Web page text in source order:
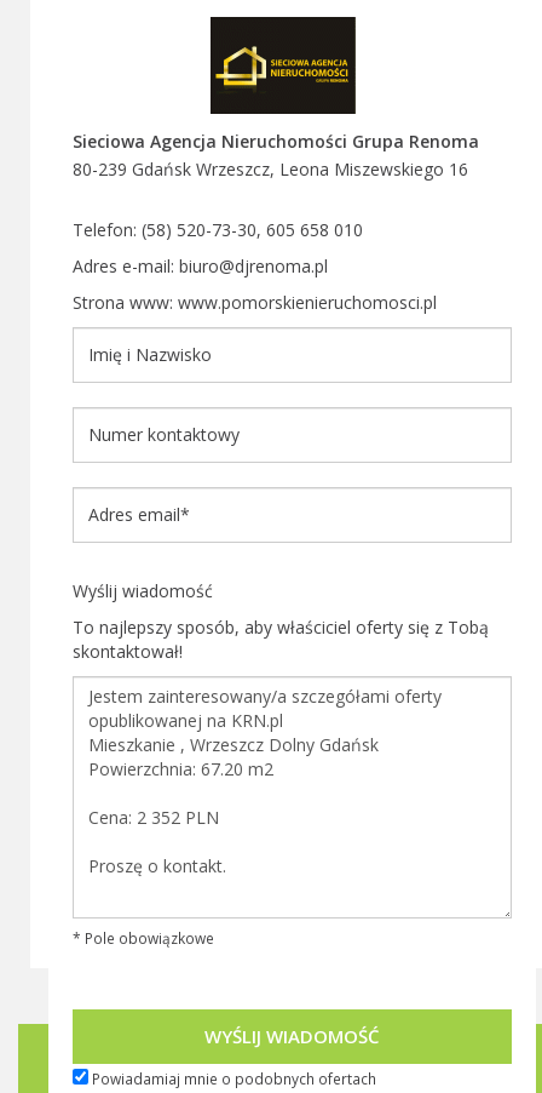
Sieciowa Agencja Nieruchomości Grupa Renoma
80-239 Gdańsk Wrzeszcz, Leona Miszewskiego 16
Telefon: (58) 520-73-30, 605 658 010
Adres e-mail: biuro@djrenoma.pl
Strona www: www.pomorskienieruchomosci.pl
Wyślij wiadomość
To najlepszy sposób, aby właściciel oferty się z Tobą
skontaktował!
* Pole obowiązkowe
WYŚLIJ WIADOMOŚĆ
Powiadamiaj mnie o podobnych ofertach
Biuletyn KRN.pl